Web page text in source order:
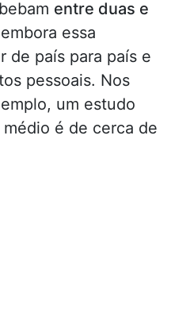
entre duas e
essa
de país para país e
pessoais. Nos
um estudo
é de cerca de